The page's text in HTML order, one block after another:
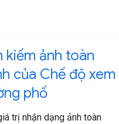
kiếm ảnh toàn
của Chế độ xem
phố
trị nhận dạng ảnh toàn